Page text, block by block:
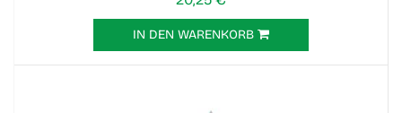
IN DEN WARENKORB